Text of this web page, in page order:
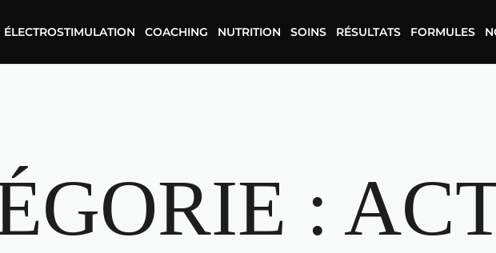
ÉLECTROSTIMULATION COACHING NUTRITION SOINS RÉSULTATS FORMULES
: